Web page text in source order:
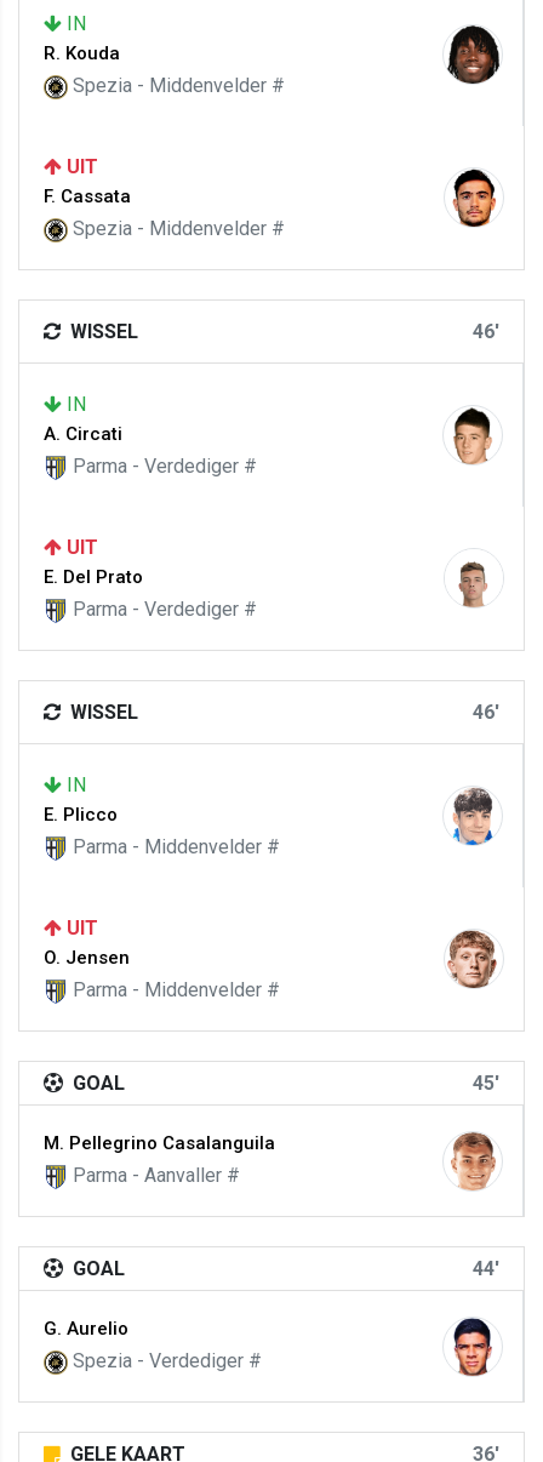
IN
R. Kouda
Spezia - Middenvelder #
UIT
F. Cassata
Spezia - Middenvelder #
WISSEL 46'
IN
A. Circati
Parma - Verdediger #
UIT
E. Del Prato
Parma - Verdediger #
WISSEL 46'
IN
E. Plicco
Parma - Middenvelder #
UIT
O. Jensen
Parma - Middenvelder #
GOAL 45'
M. Pellegrino Casalanguila
Parma - Aanvaller #
GOAL 44'
G. Aurelio
Spezia - Verdediger #
GELE KAART 36'